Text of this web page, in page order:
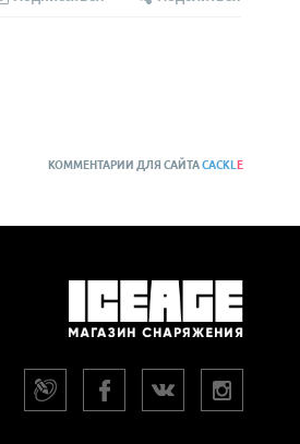
КОММЕНТАРИИ ДЛЯ САЙТАCACKL E